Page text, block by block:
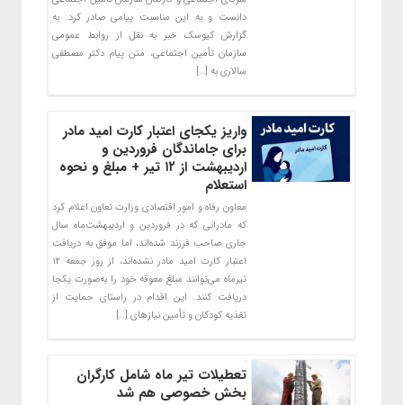
دانست و به این مناسبت پیامی صادر کرد. به
گزارش کیوسک خبر به نقل از روابط عمومی
سازمان تأمین اجتماعی، متن پیام دکتر مصطفی
سالاری به […]
واریز یکجای اعتبار کارت امید مادر
برای جاماندگان فروردین و
اردیبهشت از ۱۲ تیر + مبلغ و نحوه
استعلام
معاون رفاه و امور اقتصادی وزارت تعاون اعلام کرد
که مادرانی که در فروردین و اردیبهشت‌ماه سال
جاری صاحب فرزند شده‌اند، اما موفق به دریافت
اعتبار کارت امید مادر نشده‌اند، از روز جمعه ۱۲
تیرماه می‌توانند مبلغ معوقه خود را به‌صورت یکجا
دریافت کنند. این اقدام در راستای حمایت از
تغذیه کودکان و تأمین نیازهای […]
تعطیلات تیر ماه شامل کارگران
بخش خصوصی هم شد